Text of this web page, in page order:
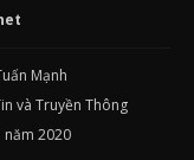
Mạnh
và Truyền Thông
năm 2020